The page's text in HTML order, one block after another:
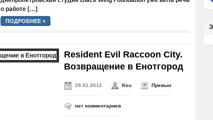
о работе […]
ПОДРОБНЕЕ »
Resident Evil Raccoon City.
Возвращение в Енотгород
29.01.2012 Ksu Превью
нет комментариев